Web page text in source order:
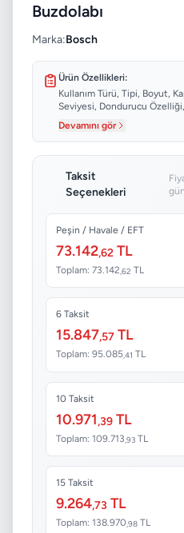
Buzdolabı
Marka:Bosch
Ürün Özellikleri:
Kullanım Türü, Tipi, Boyut,
Seviyesi, Dondurucu
Devamını gör
Taksit
Seçenekleri
Peşin / Havale / EFT
73.142,62 TL
Toplam: 73.142 ,62 TL
6 Taksit
15.847,57 TL
Toplam: 95.085,41 TL
10 Taksit
10.971,39 TL
Toplam: 109.713 ,93 TL
15 Taksit
9.264,73 TL
Toplam: 138.970,98 TL